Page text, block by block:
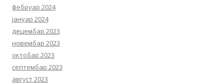
фебруар 2024
јануар 2024
децембар 2023
новембар 2023
октобар 2023
септембар 2023
август 2023